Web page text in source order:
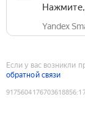
Yandex
Если у вас возникли
обратной связи
9175604176703618856: